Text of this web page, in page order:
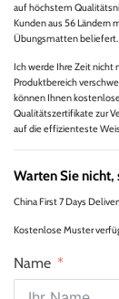
auf höchstem
Kunden aus 56 Ländern
Übungsmatten beliefert.
Ich werde Ihre Zeit nicht
Produktbereich
können Ihnen
Qualitätszertifikate zur
auf die effizienteste
Warten Sie nicht,
China First 7 Days
Kostenlose Muster
Name